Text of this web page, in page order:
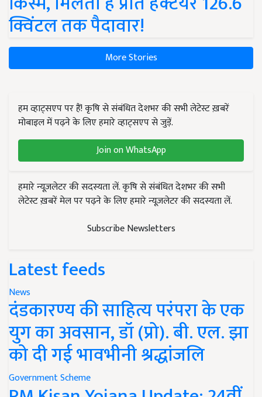
क्विंटल तक पैदावार!
More Stories
हम व्हाट्सएप पर हैं! कृषि से संबंधित देशभर की सभी लेटेस्ट ख़बरें
मोबाइल में पढ़ने के लिए हमारे व्हाट्सएप से जुड़ें.
Join on WhatsApp
हमारे न्यूज़लेटर की सदस्यता लें. कृषि से संबंधित देशभर की सभी
लेटेस्ट ख़बरें मेल पर पढ़ने के लिए हमारे न्यूज़लेटर की सदस्यता लें.
Subscribe Newsletters
Latest feeds
News
दंडकारण्य की साहित्य परंपरा के एक
युग का अवसान, डॉ (प्रो). बी. एल. झा
को दी गई भावभीनी श्रद्धांजलि
Government Scheme